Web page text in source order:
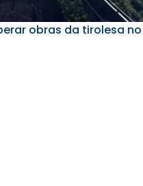
obras da tirolesa no